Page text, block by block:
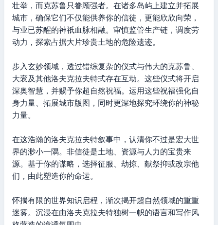
壮举，而克苏鲁只眷顾强者。在诸多岛屿上建立并拓展
城市，确保它们不仅能供养你的信徒，更能欣欣向荣，
与业已苏醒的神祇血脉相融。审慎监管生产链，调度劳
动力，探索占据大片珍贵土地的危险遗迹。
步入玄妙领域，透过错综复杂的仪式与伟大的克苏鲁、
大衮及其他洛夫克拉夫特式存在互动。这些仪式将开启
深奥智慧，并赐予你超自然祝福。运用这些祝福强化自
身力量、拓展城市版图，同时更深地探究环绕你的神秘
力量。
在这浩瀚的洛夫克拉夫特叙事中，认清你不过是宏大世
界的渺小一隅。非信徒是土地、资源与人力的宝贵来
源。基于你的谋略，选择征服、劫掠、献祭抑或改宗他
们，由此塑造你的命运。
怀揣有限的世界知识启程，渐次揭开超自然领域的重重
迷雾。沉浸在由洛夫克拉夫特独树一帜的语言和写作风